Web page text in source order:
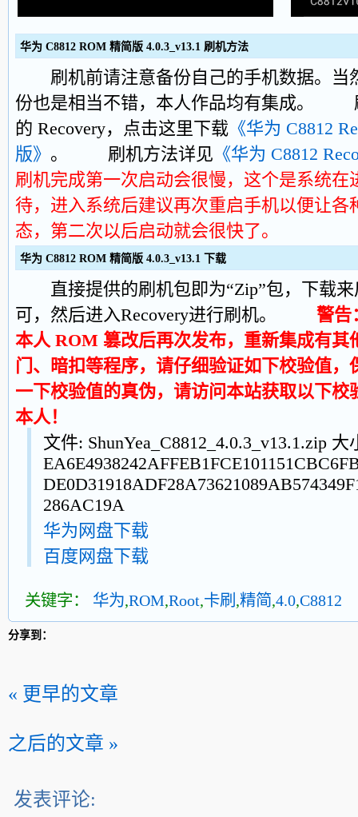
华为 C8812 ROM 精简版 4.0.3_v13.1 刷机方法
刷机前请注意备份自己的手机数据。当
份也是相当不错，本人作品均有集成。
的 Recovery，点击这里下载 《华为 C8812
版》 。 刷机方法详见 《华为 C8812
刷机完成第一次启动会很慢，这个是系统在
待，进入系统后建议再次重启手机以便让各
态，第二次以后启动就会很快了。
华为 C8812 ROM 精简版 4.0.3_v13.1 下载
直接提供的刷机包即为“Zip”包，下载来
可，然后进入Recovery进行刷机。 警告
本人 ROM 篡改后再次发布，重新集成有其
门、暗扣等程序，请仔细验证如下校验值，
一下校验值的真伪，请访问本站获取以下校
本人！
文件: ShunYea_C8812_4.0.3_v13.1.zip
286AC19A
华为网盘下载
百度网盘下载
关键字： 华为,ROM,Root,卡刷 ,精简,4.0,C8812
分享到：
« 更早的文章
之后的文章 »
发表评论: